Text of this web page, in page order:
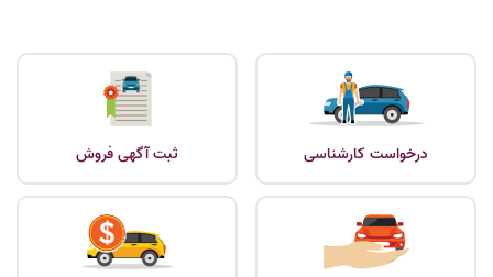
درخواست کارشناسی ثبت آگهی فروش